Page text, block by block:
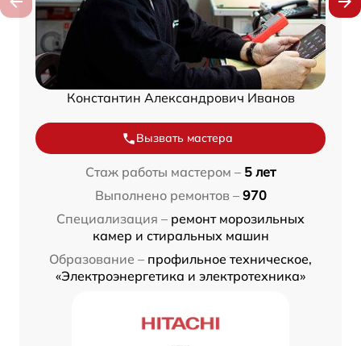
Константин Александрович Иванов
Вызвать мастера
Стаж работы мастером – 5 лет
Выполнено ремонтов – 970
Специализация – ремонт морозильных
камер и стиральных машин
Образование – профильное техническое,
«Электроэнергетика и электротехника»